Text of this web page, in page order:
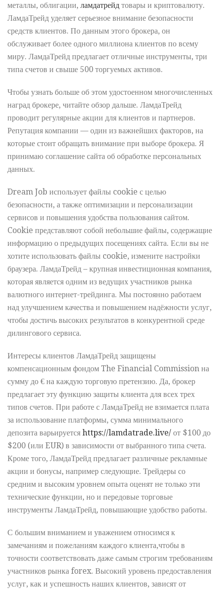
металлы, облигации, ламдатрейд товары и криптовалюту.
ЛамдаТрейд уделяет серьезное внимание безопасности
средств клиентов. По данным этого брокера, он
обслуживает более одного миллиона клиентов по всему
миру. ЛамдаТрейд предлагает отличные инструменты, три
типа счетов и свыше 500 торгуемых активов.
Чтобы узнать больше об этом удостоенном многочисленных
наград брокере, читайте обзор дальше. ЛамдаТрейд
проводит регулярные акции для клиентов и партнеров.
Репутация компании — один из важнейших факторов, на
которые стоит обращать внимание при выборе брокера. Я
принимаю соглашение сайта об обработке персональных
данных.
Dream Job использует файлы cookie с целью
безопасности, а также оптимизации и персонализации
сервисов и повышения удобства пользования сайтом.
Cookie представляют собой небольшие файлы, содержащие
информацию о предыдущих посещениях сайта. Если вы не
хотите использовать файлы cookie, измените настройки
браузера. ЛамдаТрейд – крупная инвестиционная компания,
которая является одним из ведущих участников рынка
валютного интернет-трейдинга. Мы постоянно работаем
над улучшением качества и повышением надёжности услуг,
чтобы достичь высоких результатов в конкурентной среде
дилингового сервиса.
Интересы клиентов ЛамдаТрейд защищены
компенсационным фондом The Financial Commission на
сумму до € на каждую торговую претензию. Да, брокер
предлагает эту функцию защиты клиента для всех трех
типов счетов. При работе с ЛамдаТрейд не взимается плата
за использование платформы, сумма минимального
депозита варьируется https://lamdatrade.live/ от $100 до
$200 (или EUR) в зависимости от выбранного типа счета.
Кроме того, ЛамдаТрейд предлагает различные рекламные
акции и бонусы, например следующие. Трейдеры со
средним и высоким уровнем опыта оценят не только эти
технические функции, но и передовые торговые
инструменты ЛамдаТрейд, повышающие удобство работы.
С большим вниманием и уважением относимся к
замечаниям и пожеланиям каждого клиента,чтобы в
точности соответствовать даже самым строгим требованиям
участников рынка forex. Высокий уровень предоставления
услуг, как и успешность наших клиентов, зависят от